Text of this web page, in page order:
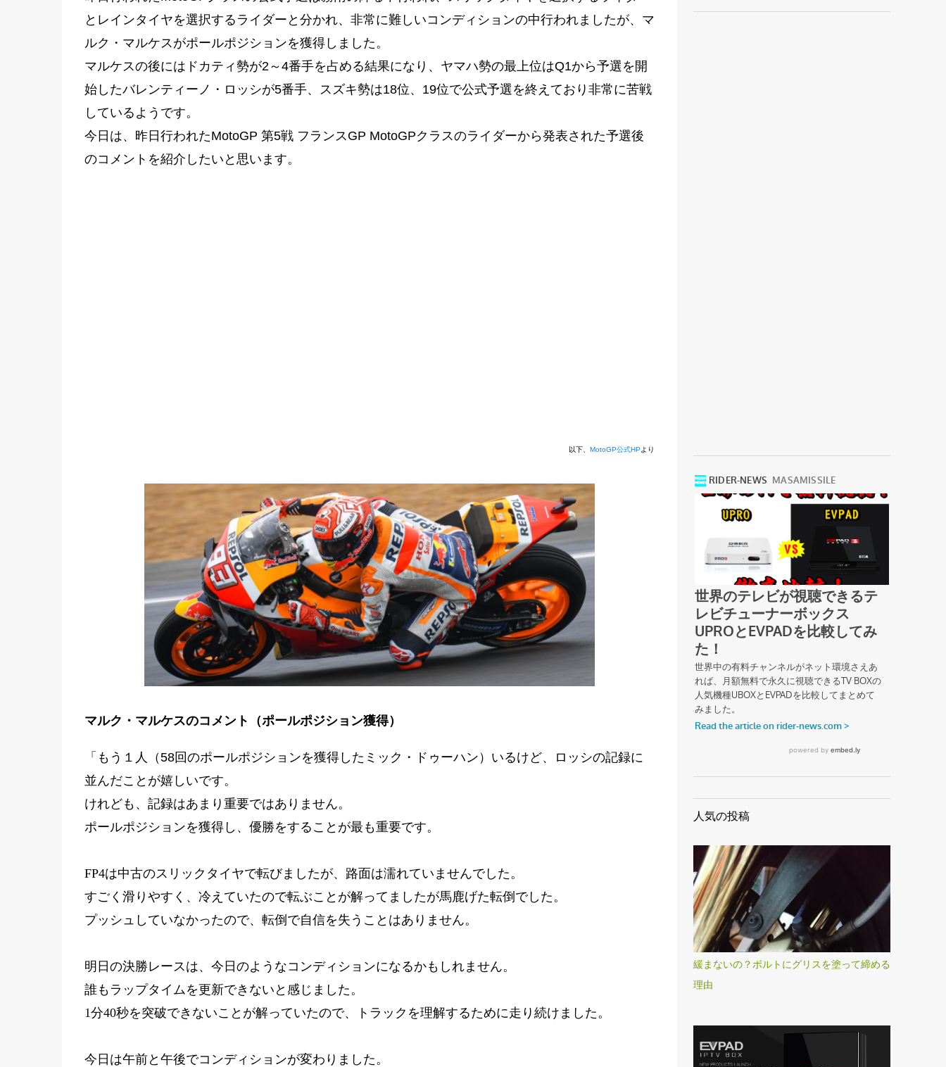
とレインタイヤを選択するライダーと分かれ、非常に難しいコンディションの中行われましたが、マ
ルク・マルケスがポールポジションを獲得しました。
マルケスの後にはドカティ勢が2～4番手を占める結果になり、ヤマハ勢の最上位はQ1から予選を開
始したバレンティーノ・ロッシが5番手、スズキ勢は18位、19位で公式予選を終えており非常に苦戦
しているようです。
今日は、昨日行われたMotoGP 第5戦 フランスGP MotoGPクラスのライダーから発表された予選後
のコメントを紹介したいと思います。
以下、 MotoGP公式HPより
マルク・マルケスのコメント（ポールポジション獲得）
「もう１人 （58回のポールポジションを獲得したミック・ドゥーハン） いるけど、ロッシの記録に
並んだことが嬉しいです。
けれども、記録はあまり重要ではありません。
ポールポジションを獲得し、優勝をすることが最も重要です。
FP4は中古のスリックタイヤで転びましたが、路面は濡れていませんでした。
すごく滑りやすく、冷えていたので転ぶことが解ってましたが馬鹿げた転倒でした。
プッシュしていなかったので、転倒で自信を失うことはありません。
明日の決勝レースは、今日のようなコンディションになるかもしれません。
誰もラップタイムを更新できないと感じました。
1分40秒を突破できないことが解っていたので、トラックを理解するために走り続けました。
今日は午前と午後でコンディションが変わりました。
人気の投稿
緩まないの？ボルトにグリスを塗って締める
理由